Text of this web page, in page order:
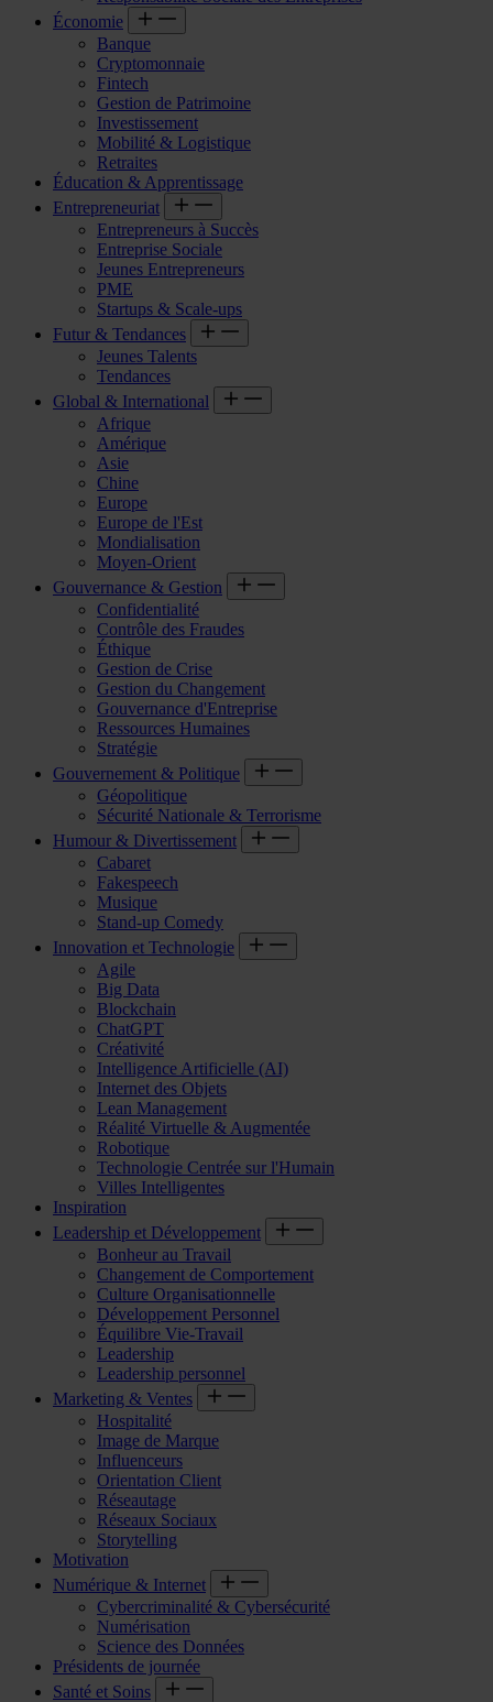
Économie
Banque
Cryptomonnaie
Fintech
Gestion de Patrimoine
Investissement
Mobilité & Logistique
Retraites
Éducation & Apprentissage
Entrepreneuriat
Entrepreneurs à Succès
Entreprise Sociale
Jeunes Entrepreneurs
PME
Startups & Scale-ups
Futur & Tendances
Jeunes Talents
Tendances
Global & International
Afrique
Amérique
Asie
Chine
Europe
Europe de l'Est
Mondialisation
Moyen-Orient
Gouvernance & Gestion
Confidentialité
Contrôle des Fraudes
Éthique
Gestion de Crise
Gestion du Changement
Gouvernance d'Entreprise
Ressources Humaines
Stratégie
Gouvernement & Politique
Géopolitique
Sécurité Nationale & Terrorisme
Humour & Divertissement
Cabaret
Fakespeech
Musique
Stand-up Comedy
Innovation et Technologie
Agile
Big Data
Blockchain
ChatGPT
Créativité
Intelligence Artificielle (AI)
Internet des Objets
Lean Management
Réalité Virtuelle & Augmentée
Robotique
Technologie Centrée sur l'Humain
Villes Intelligentes
Inspiration
Leadership et Développement
Bonheur au Travail
Changement de Comportement
Culture Organisationnelle
Développement Personnel
Équilibre Vie-Travail
Leadership
Leadership personnel
Marketing & Ventes
Hospitalité
Image de Marque
Influenceurs
Orientation Client
Réseautage
Réseaux Sociaux
Storytelling
Motivation
Numérique & Internet
Cybercriminalité & Cybersécurité
Numérisation
Science des Données
Présidents de journée
Santé et Soins